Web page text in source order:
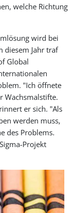
welche Richtung
wird bei
diesem Jahr traf
Global
"Ich öffnete
Wachsmalstifte.
er sich. "Als
werden muss,
des Problems.
Projekt